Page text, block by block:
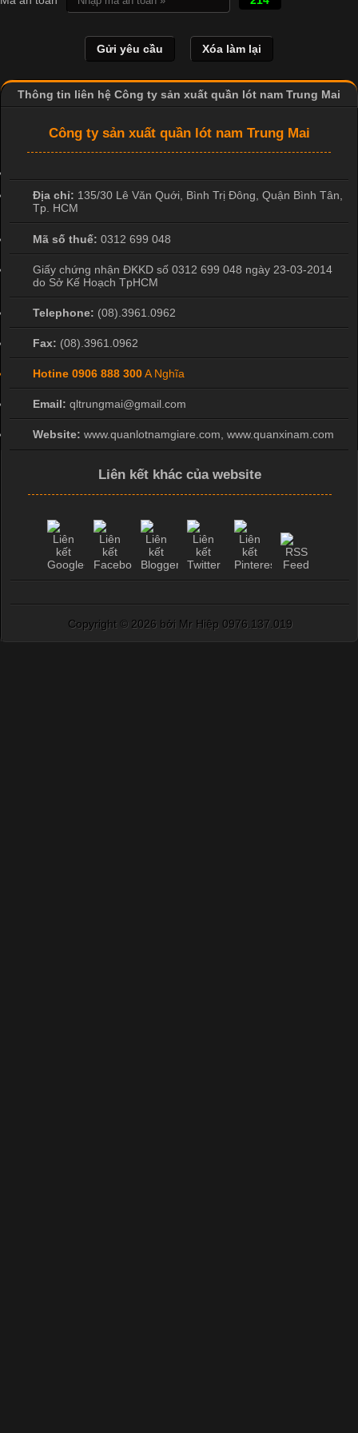
là một trong những công nghệ phổ biến nhờ khả năng tạo ra
dụng rộng rãi trong sản xuất áo thun, đồ thể thao
Thông tin liên hệ Công ty sản xuất quần lót nam Trung Mai
Công ty sản xuất quần lót nam Trung Mai
Địa chỉ: 135/30 Lê Văn Quới, Bình Trị Đông, Quận Bình Tân,
Tp. HCM
Mã số thuế: 0312 699 048
Giấy chứng nhận ĐKKD số 0312 699 048 ngày 23-03-2014
do Sở Kế Hoạch TpHCM
Telephone: (08).3961.0962
Fax: (08).3961.0962
Hotine 0906 888 300A Nghĩa
Email: qltrungmai@gmail.com
Website: www.quanlotnamgiare.com, www.quanxinam.com
Liên kết khác của website
Copyright © 2026 bởi Mr Hiệp 0976.137.019